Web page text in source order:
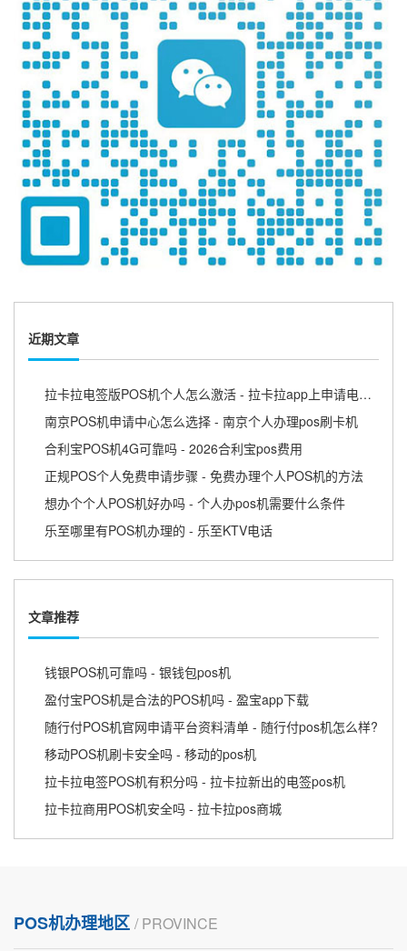
近期文章
拉卡拉电签版POS机个人怎么激活 - 拉卡拉app上申请电签pos需要收费吗
南京POS机申请中心怎么选择 - 南京个人办理pos刷卡机
合利宝POS机4G可靠吗 - 2026合利宝pos费用
正规POS个人免费申请步骤 - 免费办理个人POS机的方法
想办个个人POS机好办吗 - 个人办pos机需要什么条件
乐至哪里有POS机办理的 - 乐至KTV电话
文章推荐
钱银POS机可靠吗 - 银钱包pos机
盈付宝POS机是合法的POS机吗 - 盈宝app下载
随行付POS机官网申请平台资料清单 - 随行付pos机怎么样?
移动POS机刷卡安全吗 - 移动的pos机
拉卡拉电签POS机有积分吗 - 拉卡拉新出的电签pos机
拉卡拉商用POS机安全吗 - 拉卡拉pos商城
POS机办理地区 / PROVINCE